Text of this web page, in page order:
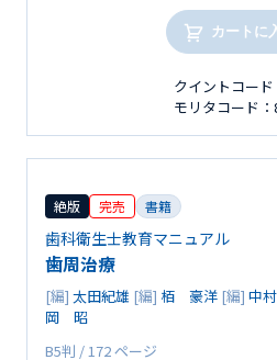
カートに
クイントコー
モリタコード：
絶版 完売 書籍
歯科衛生士教育マニュアル
歯周治療
[編] 太田紀雄 [編] 栢 豪洋 [編] 中
岡 昭
B5判 / 172 ページ